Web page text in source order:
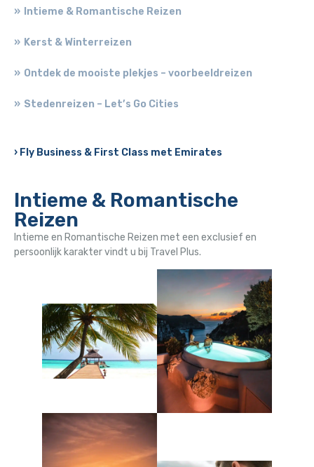
Intieme & Romantische Reizen
Kerst & Winterreizen
Ontdek de mooiste plekjes – voorbeeldreizen
Stedenreizen – Let’s Go Cities
› Fly Business & First Class met Emirates
Intieme & Romantische
Reizen
Intieme en Romantische Reizen met een exclusief en
persoonlijk karakter vindt u bij Travel Plus.